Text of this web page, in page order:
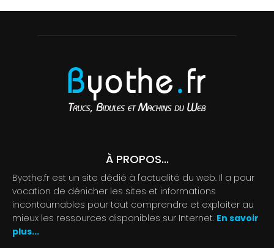
À PROPOS...
Byothe.fr est un site dédié à l'actualité du web. Il a pour
vocation de dénicher les sites et informations
incontournables pour tout comprendre et exploiter au
mieux les ressources disponibles sur Internet. En savoir
plus...